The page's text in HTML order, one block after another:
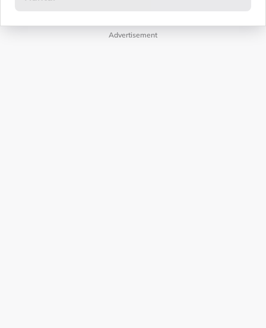
Advertisement